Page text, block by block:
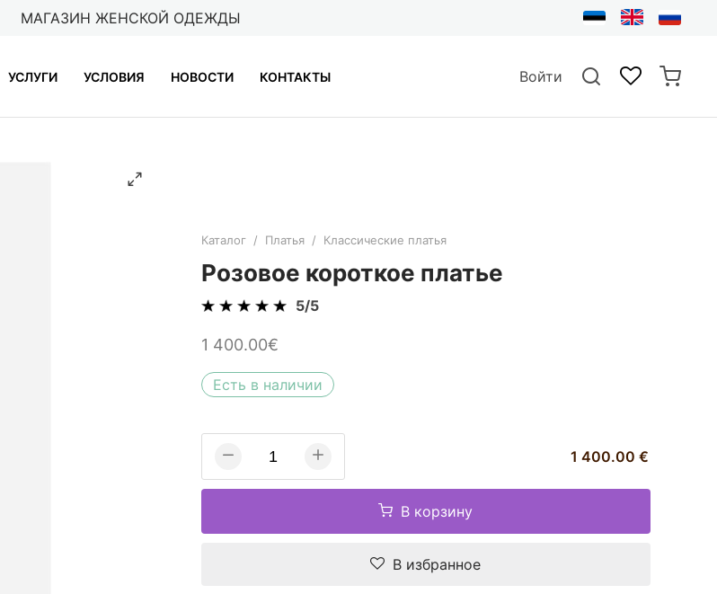
МАГАЗИН ЖЕНСКОЙ ОДЕЖДЫ
УСЛУГИ УСЛОВИЯ НОВОСТИ КОНТАКТЫ Войти
Каталог / Платья / Классические платья
Розовое короткое платье
5/5
1 400.00€
Есть в наличии
1 400.00 €
В корзину
В избранное